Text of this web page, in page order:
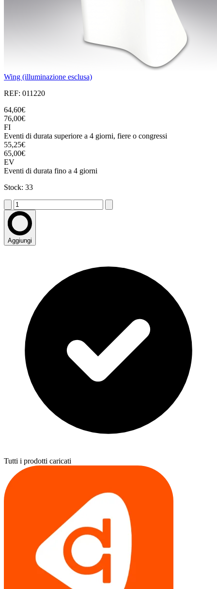
Wing (illuminazione esclusa)
REF: 011220
64,60€
76,00€
FI
Eventi di durata superiore a 4 giorni, fiere o congressi
55,25€
65,00€
EV
Eventi di durata fino a 4 giorni
Stock: 33
Aggiungi
Tutti i prodotti caricati